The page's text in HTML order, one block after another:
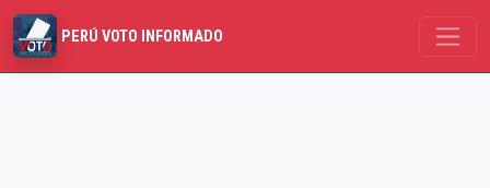
PERÚ VOTO INFORMADO